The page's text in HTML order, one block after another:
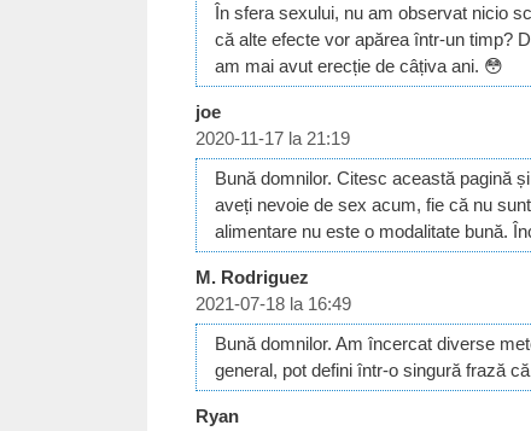
În sfera sexului, nu am observat nicio
că alte efecte vor apărea într-un timp?
am mai avut erecție de câțiva ani. 😳
joe
2020-11-17 la 21:19
Bună domnilor. Citesc această pagină
aveți nevoie de sex acum, fie că nu
alimentare nu este o modalitate bună.
M. Rodriguez
2021-07-18 la 16:49
Bună domnilor. Am încercat diverse
general, pot defini într-o singură frază
Ryan